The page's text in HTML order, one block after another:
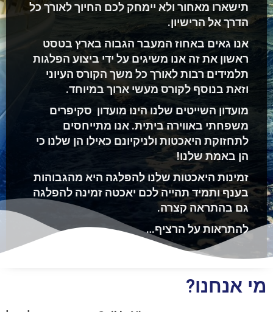
תישארו מאחור ולא יימחק לכם החיוך לאורך כל
הדרך אל הרישיון.
אנו גאים באחוז המעבר הגבוה בארץ בטסט
ראשון את זה אנו משיגים על ידי ביצוע הפלגות
תלמידים רבות לאורך כל משך הקורס העיוני
וזאת בנוסף לקורס מעשי ארוך במיוחד.
מועדון השייטים שלנו הינו מועדון סקיפרים
משפחתי באווירה ביתית. אנו מתייחסים
לתחזוקת היאכטות ולניקיונם כאילו הן שלנו כי
הן באמת שלנו!
זמינות היאכטות שלנו להפלגה היא מהגבוהות
בענף ותמיד תהייה לכם יאכטה זמינה להפלגה
גם בהתראה קצרה.
להתראות על הרציף…
מי אנחנו?